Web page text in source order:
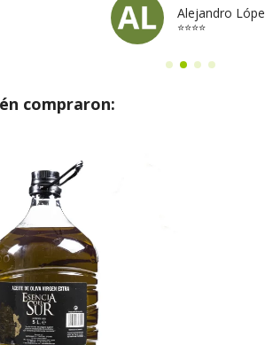
Alejandro
⭐⭐⭐⭐
compraron: